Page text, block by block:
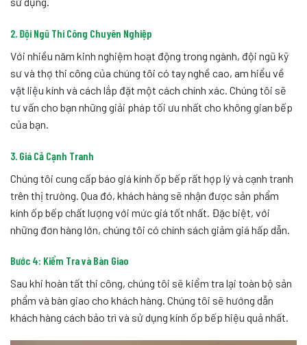
2. Đội Ngũ Thi Công Chuyên Nghiệp
Với nhiều năm kinh nghiệm hoạt động trong ngành, đội ngũ kỹ
sư và thợ thi công của chúng tôi có tay nghề cao, am hiểu về
vật liệu kính và cách lắp đặt một cách chính xác. Chúng tôi sẽ
tư vấn cho bạn những giải pháp tối ưu nhất cho không gian bếp
của bạn.
3. Giá Cả Cạnh Tranh
Chúng tôi cung cấp báo giá kính ốp bếp rất hợp lý và cạnh tranh
trên thị trường. Qua đó, khách hàng sẽ nhận được sản phẩm
kính ốp bếp chất lượng với mức giá tốt nhất. Đặc biệt, với
những đơn hàng lớn, chúng tôi có chính sách giảm giá hấp dẫn.
Bước 4: Kiểm Tra và Bàn Giao
Sau khi hoàn tất thi công, chúng tôi sẽ kiểm tra lại toàn bộ sản
phẩm và bàn giao cho khách hàng. Chúng tôi sẽ hướng dẫn
khách hàng cách bảo trì và sử dụng kính ốp bếp hiệu quả nhất.